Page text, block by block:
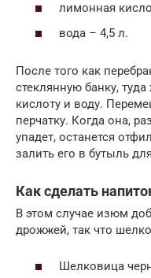
лимонная
вода – 4,5 л.
После того как
стеклянную банку,
кислоту и воду.
перчатку. Когда она,
упадет, останется
залить его в бутыль
Как сделать
В этом случае изюм
дрожжей, так что
Шелковица